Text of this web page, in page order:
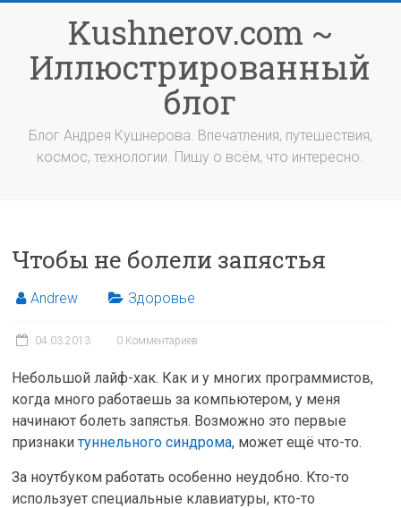
содержимомуKushnerov.com ~
Иллюстрированный
блог
Блог Андрея Кушнерова. Впечатления, путешествия,
космос, технологии. Пишу о всём, что интересно.
Чтобы не болели запястья
Andrew Здоровье
04.03.2013 0 Комментариев
Небольшой лайф-хак. Как и у многих программистов,
когда много работаешь за компьютером, у меня
начинают болеть запястья. Возможно это первые
признакитуннельного синдрома, может ещё что-то.
За ноутбуком работать особенно неудобно. Кто-то
использует специальные клавиатуры, кто-то